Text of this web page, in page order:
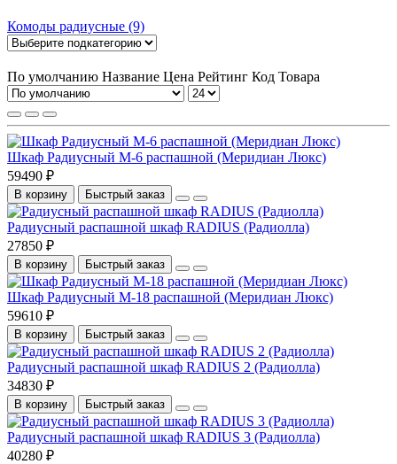
Комоды радиусные (9)
По умолчанию Название Цена Рейтинг Код Товара
Шкаф Радиусный М-6 распашной (Меридиан Люкс)
59490 ₽
В корзину Быстрый заказ
Радиусный распашной шкаф RADIUS (Радиолла)
27850 ₽
В корзину Быстрый заказ
Шкаф Радиусный М-18 распашной (Меридиан Люкс)
59610 ₽
В корзину Быстрый заказ
Радиусный распашной шкаф RADIUS 2 (Радиолла)
34830 ₽
В корзину Быстрый заказ
Радиусный распашной шкаф RADIUS 3 (Радиолла)
40280 ₽